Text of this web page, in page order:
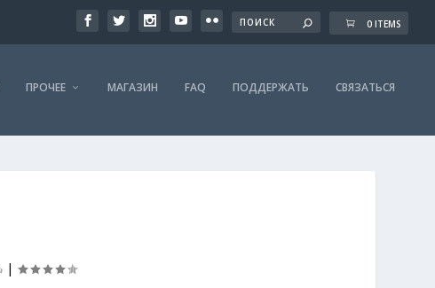
0 ITEMS
ПРОЧЕЕ МАГАЗИН FAQ ПОДДЕРЖАТЬ СВЯЗАТЬСЯ
|